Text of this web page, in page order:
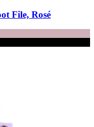
File, Rosé